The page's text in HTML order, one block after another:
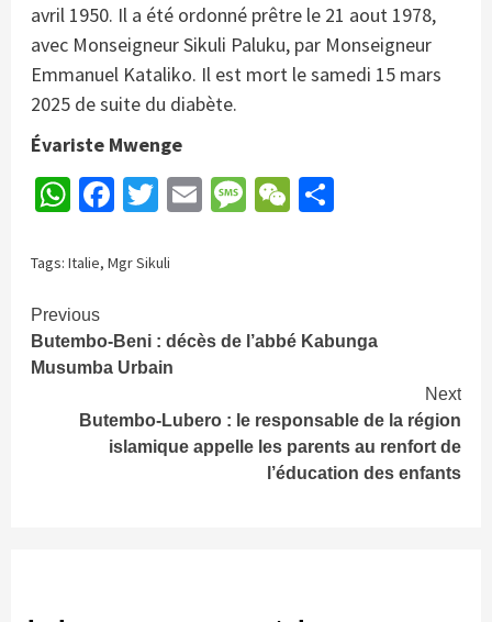
avril 1950. Il a été ordonné prêtre le 21 aout 1978,
avec Monseigneur Sikuli Paluku, par Monseigneur
Emmanuel Kataliko. Il est mort le samedi 15 mars
2025 de suite du diabète.
Évariste Mwenge
WhatsApp
Facebook
Twitter
EmailMessage
WeChat
Tags: Italie, Mgr Sikuli
Continue
Reading
Previous
Butembo-Beni : décès de l’abbé Kabunga
Musumba Urbain
Next
Butembo-Lubero : le responsable de la région
islamique appelle les parents au renfort de
l’éducation des enfants